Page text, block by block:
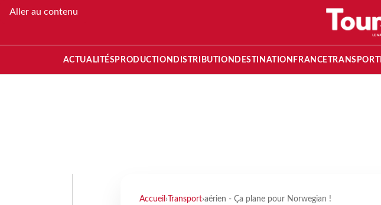
Aller au contenu
ACTUALITÉS PRODUCTION DISTRIBUTION DESTINATION FRANCETRANSPORT
Accueil › Transport›aérien - Ça plane pour Norwegian !